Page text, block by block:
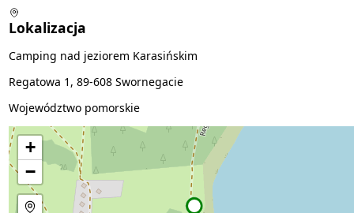
Lokalizacja
Camping nad jeziorem Karasińskim
Regatowa 1, 89-608 Swornegacie
Województwo pomorskie
+
−